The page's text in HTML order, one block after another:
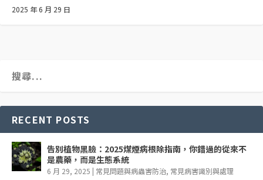
2025 年 6 月 29 日
RECENT POSTS
告別植物黑臉：2025煤煙病根除指南，你錯過的從來不
是農藥，而是生態系統
6 月 29, 2025 | 常見問題與病蟲害防治, 常見病害識別與處理